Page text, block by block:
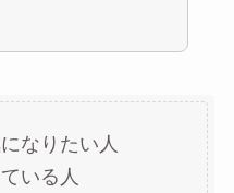
なりたい人
いる人